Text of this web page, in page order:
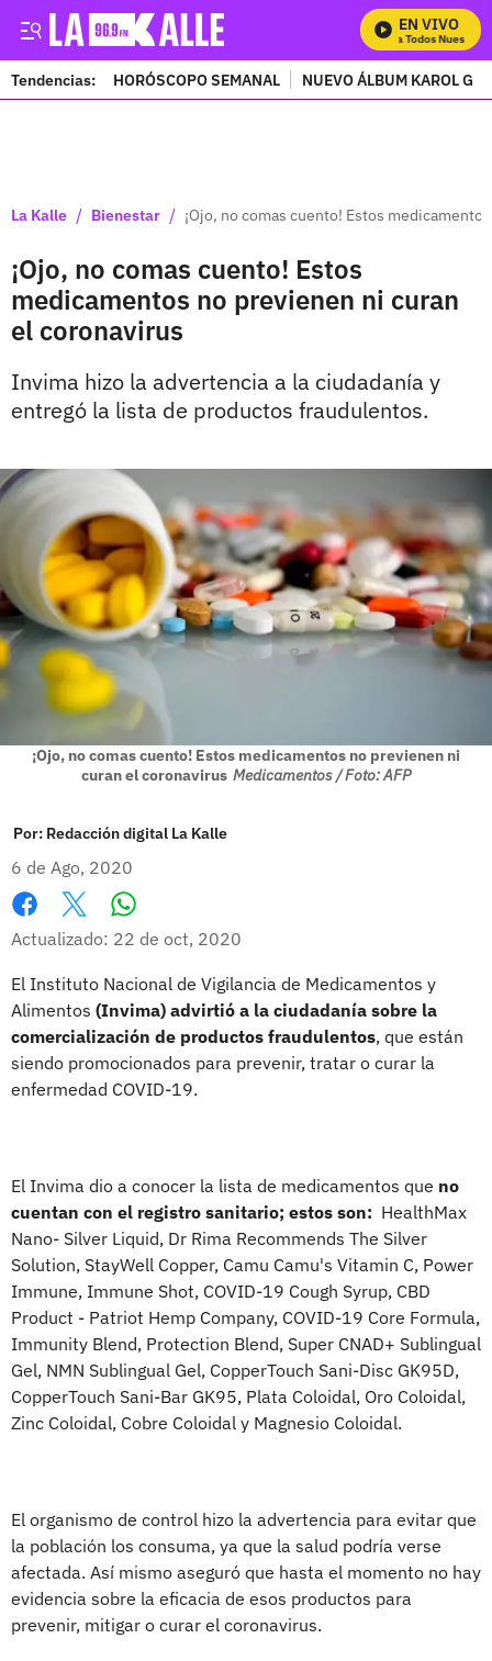
EN VIVO
Mira Todos Nuestros
Tendencias: HORÓSCOPO SEMANAL NUEVO ÁLBUM KAROL G
La Kalle / Bienestar / ¡Ojo, no comas cuento! Estos
¡Ojo, no comas cuento! Estos
medicamentos no previenen ni curan
el coronavirus
Invima hizo la advertencia a la ciudadanía y
entregó la lista de productos fraudulentos.
¡Ojo, no comas cuento! Estos medicamentos no previenen ni
curan el coronavirus Medicamentos / Foto: AFP
Por: Redacción digital La Kalle
6 de Ago, 2020
Facebook
X
Actualizado: 22 de oct, 2020
El Instituto Nacional de Vigilancia de Medicamentos y
Alimentos (Invima) advirtió a la ciudadanía sobre la
comercialización de productos fraudulentos, que están
siendo promocionados para prevenir, tratar o curar la
enfermedad COVID-19.
El Invima dio a conocer la lista de medicamentos que no
cuentan con el registro sanitario; estos son: HealthMax
Nano- Silver Liquid, Dr Rima Recommends The Silver
Solution, StayWell Copper, Camu Camu's Vitamin C, Power
Immune, Immune Shot, COVID-19 Cough Syrup, CBD
Product - Patriot Hemp Company, COVID-19 Core Formula,
Immunity Blend, Protection Blend, Super CNAD+ Sublingual
Gel, NMN Sublingual Gel, CopperTouch Sani-Disc GK95D,
CopperTouch Sani-Bar GK95, Plata Coloidal, Oro Coloidal,
Zinc Coloidal, Cobre Coloidal y Magnesio Coloidal.
El organismo de control hizo la advertencia para evitar que
la población los consuma, ya que la salud podría verse
afectada. Así mismo aseguró que hasta el momento no hay
evidencia sobre la eficacia de esos productos para
prevenir, mitigar o curar el coronavirus.